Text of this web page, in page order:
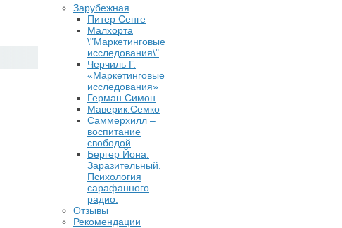
Зарубежная
Питер Сенге
Малхорта
\"Маркетинговые
исследования\"
Черчиль Г.
«Маркетинговые
исследования»
Герман Симон
Маверик.Семко
Саммерхилл –
воспитание
свободой
Бергер Йона.
Заразительный.
Психология
сарафанного
радио.
Отзывы
Рекомендации